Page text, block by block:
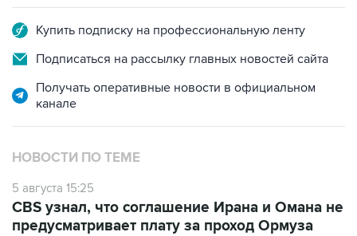
Купить подписку на профессиональную ленту
Подписаться на рассылку главных новостей сайта
Получать оперативные новости в официальном
канале
НОВОСТИ ПО ТЕМЕ
5 августа 15:25
CBS узнал, что соглашение Ирана и Омана не
предусматривает плату за проход Ормуза